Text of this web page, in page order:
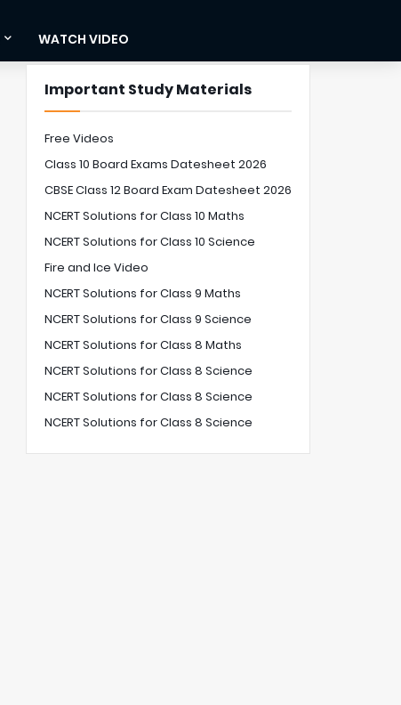
WATCH VIDEO
Important Study Materials
Free Videos
Class 10 Board Exams Datesheet 2026
CBSE Class 12 Board Exam Datesheet 2026
NCERT Solutions for Class 10 Maths
NCERT Solutions for Class 10 Science
Fire and Ice Video
NCERT Solutions for Class 9 Maths
NCERT Solutions for Class 9 Science
NCERT Solutions for Class 8 Maths
NCERT Solutions for Class 8 Science
NCERT Solutions for Class 8 Science
NCERT Solutions for Class 8 Science